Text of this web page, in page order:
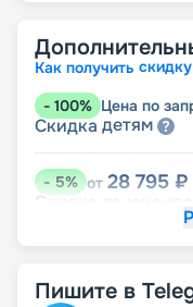
Как получить скидку
- 100% Цена по
Скидка детям
-5% от 28 795 ₽
Скидка
Пишите в